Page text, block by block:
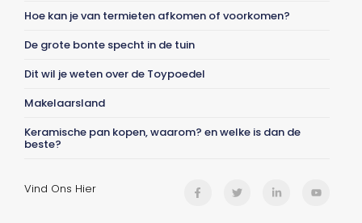
Hoe kan je van termieten afkomen of voorkomen?
De grote bonte specht in de tuin
Dit wil je weten over de Toypoedel
Makelaarsland
Keramische pan kopen, waarom? en welke is dan de
beste?
Vind Ons Hier